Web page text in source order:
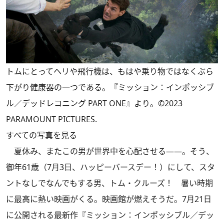
トムにとってヘリや飛行機は、もはや乗り物ではなくぶら
下がり健康器の一つである。『ミッション：インポッシブ
ル／デッドレコニング PART ONE』より。©2023
PARAMOUNT PICTURES.
すべての写真を見る
夏休み、またこの男が世界中を心配させる――。そう、
御年61歳（7月3日、ハッピーバースデー！）にして、スタ
ントなしでなんでもする男、トム・クルーズ！ 暑い時期
に最高に熱い映画がくる。映画館が燃えそうだ。7月21日
に公開される最新作『ミッション：インポッシブル／デッ